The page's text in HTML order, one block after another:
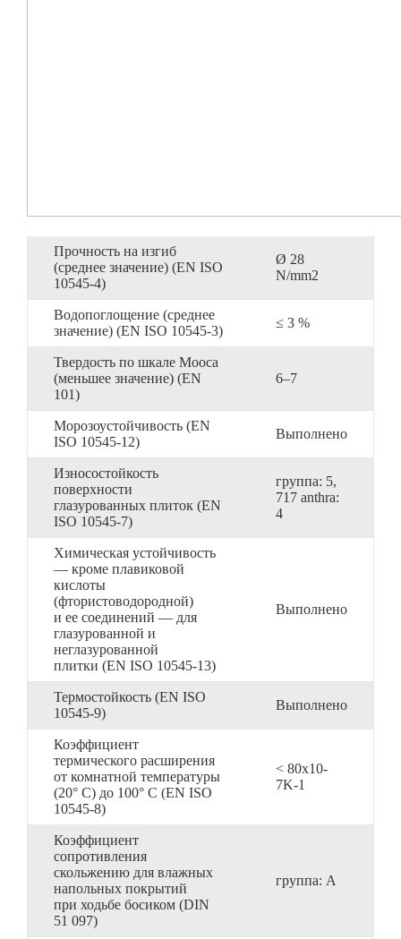
Прочность на изгиб
(среднее значение) (EN ISO
10545-4)
Ø 28
N/mm2
Водопоглощение (среднее
значение) (EN ISO 10545-3)
≤ 3 %
Твердость по шкале Мооса
(меньшее значение) (EN
101)
6–7
Морозоустойчивость (EN
ISO 10545-12)
Выполнено
Износостойкость
поверхности
глазурованных плиток (EN
ISO 10545-7)
группа: 5,
717 anthra:
4
Химическая устойчивость
— кроме плавиковой
кислоты
(фтористоводородной)
и ее соединений — для
глазурованной и
неглазурованной
плитки (EN ISO 10545-13)
Выполнено
Термостойкость (EN ISO
10545-9)
Выполнено
Коэффициент
термического расширения
от комнатной температуры
(20° C) до 100° C (EN ISO
10545-8)
< 80x10-
7K-1
Коэффициент
сопротивления
скольжению для влажных
напольных покрытий
при ходьбе босиком (DIN
51 097)
группа: A